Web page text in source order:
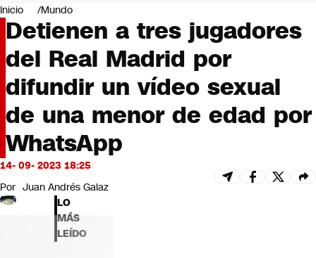
Negocios
Deportes
Programas completos
Cultura
Servicios
Bits
CNN tiempo
Futuro 360
Opinión
Inicio Mundo
Detienen a tres jugadores
del Real Madrid por
difundir un vídeo sexual
de una menor de edad por
WhatsApp
14- 09- 2023 18:25
Por Juan Andrés Galaz
LO
MÁS
LEÍDO